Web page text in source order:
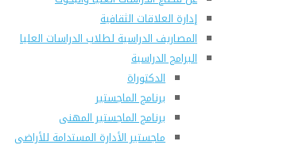
إدارة العلاقات الثقافية
المصاريف الدراسية لطلاب الدراسات العليا
البرامج الدراسية
الدكتوراة
برنامج الماجستير
برنامج الماجستير المهنى
ماجستير الأدارة المستدامة للأراضى